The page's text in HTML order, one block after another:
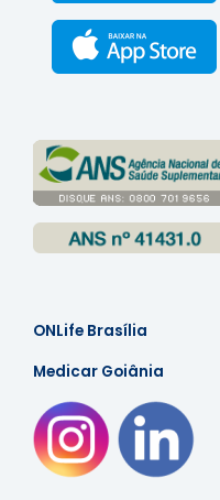
ONLife Brasília
Medicar Goiânia